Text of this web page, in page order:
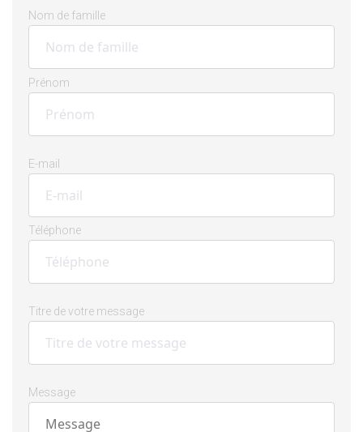
Nom de famille
Prénom
E-mail
Téléphone
Titre de votre message
Message